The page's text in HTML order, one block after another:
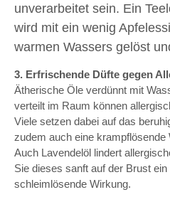
unverarbeitet sein. Ein
wird mit ein wenig
warmen Wassers gelöst
3. Erfrischende Düfte gegen
Ätherische Öle verdünnt mit
verteilt im Raum können
Viele setzen dabei auf das
zudem auch eine krampflösende
Auch Lavendelöl lindert
Sie dieses sanft auf der Brust
schleimlösende Wirkung.